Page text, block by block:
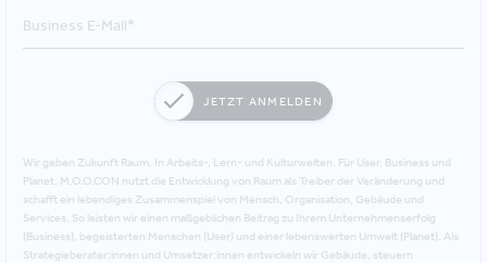
JETZT ANMELDEN
Wir geben Zukunft Raum. In Arbeits-, Lern- und Kulturwelten. Für User, Business und
Planet. M.O.O.CON nutzt die Entwicklung von Raum als Treiber der Veränderung und
schafft ein lebendiges Zusammenspiel von Mensch, Organisation, Gebäude und
Services. So leisten wir einen maßgeblichen Beitrag zu Ihrem Unternehmenserfolg
(Business), begeisterten Menschen (User) und einer lebenswerten Umwelt (Planet). Als
Strategieberater:innen und Umsetzer:innen entwickeln wir Gebäude, steuern